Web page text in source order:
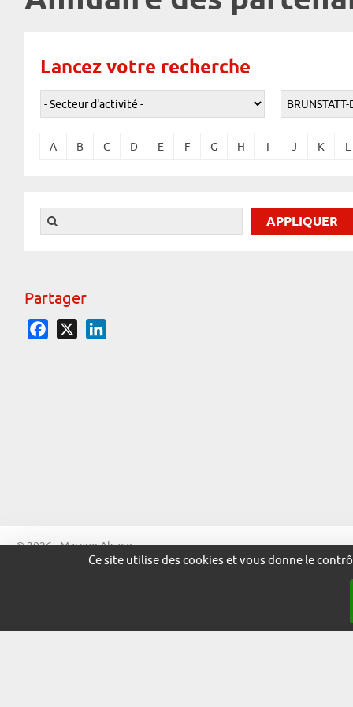
Lancez votre recherche
A B C D E F G H I J K L
Partager
Facebook
© 2026 - Marque Alsace
Ce site utilise des cookies et vous donne le